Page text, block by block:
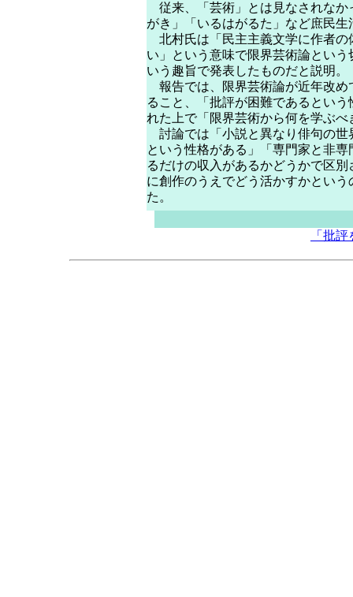
従来、「芸術」とは見なされなか
がき」「いるはがるた」など庶民
北村氏は「民主主義文学に作者の
い」という意味で限界芸術論とい
いう趣旨で発表したものだと説明。
報告では、限界芸術論が近年改め
ること、「批評が困難であるとい
れた上で「限界芸術から何を学ぶ
討論では「小説と異なり俳句の世
という性格がある」「専門家と非
るだけの収入があるかどうかで区
に創作のうえでどう活かすかとい
た。
「批